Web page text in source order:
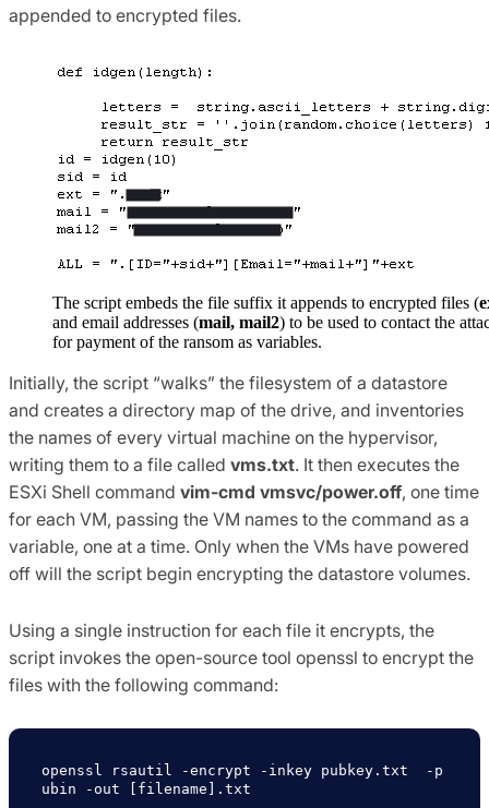
appended to encrypted files.
The script embeds the file suffix it appends to encrypted files (
and email addresses (mail, mail2) to be used to contact the
for payment of the ransom as variables.
Initially, the script “walks” the filesystem of a datastore
and creates a directory map of the drive, and inventories
the names of every virtual machine on the hypervisor,
writing them to a file called vms.txt. It then executes the
ESXi Shell command vim-cmd vmsvc/power.off, one time
for each VM, passing the VM names to the command as a
variable, one at a time. Only when the VMs have powered
off will the script begin encrypting the datastore volumes.
Using a single instruction for each file it encrypts, the
script invokes the open-source tool openssl to encrypt the
files with the following command:
openssl rsautil -encrypt -inkey pubkey.txt  -p
ubin -out [filename].txt